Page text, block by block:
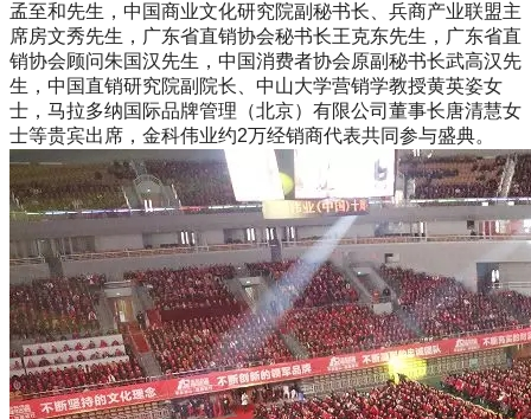
孟至和先生，中国商业文化研究院副秘书长、兵商产业联盟主
席房文秀先生，广东省直销协会秘书长王克东先生，广东省直
销协会顾问朱国汉先生，中国消费者协会原副秘书长武高汉先
生，中国直销研究院副院长、中山大学营销学教授黄英姿女
士，马拉多纳国际品牌管理（北京）有限公司董事长唐清慧女
士等贵宾出席，金科伟业约2万经销商代表共同参与盛典。